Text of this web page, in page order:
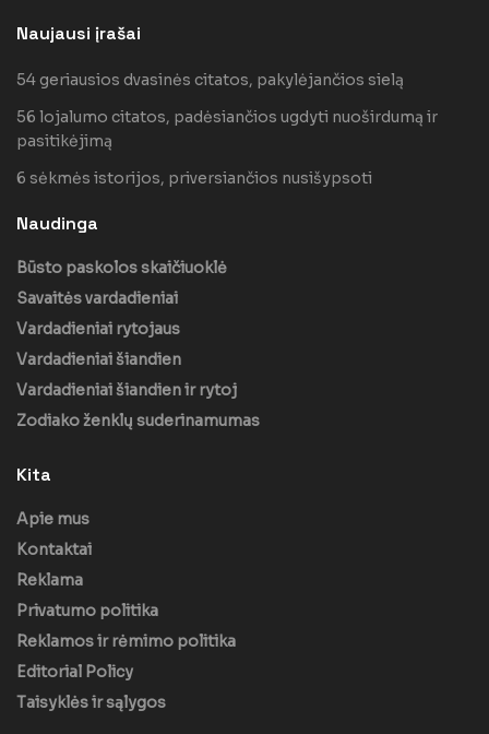
Naujausi įrašai
54 geriausios dvasinės citatos, pakylėjančios sielą
56 lojalumo citatos, padėsiančios ugdyti nuoširdumą ir
pasitikėjimą
6 sėkmės istorijos, priversiančios nusišypsoti
Naudinga
Būsto paskolos skaičiuoklė
Savaitės vardadieniai
Vardadieniai rytojaus
Vardadieniai šiandien
Vardadieniai šiandien ir rytoj
Zodiako ženklų suderinamumas
Kita
Apie mus
Kontaktai
Reklama
Privatumo politika
Reklamos ir rėmimo politika
Editorial Policy
Taisyklės ir sąlygos